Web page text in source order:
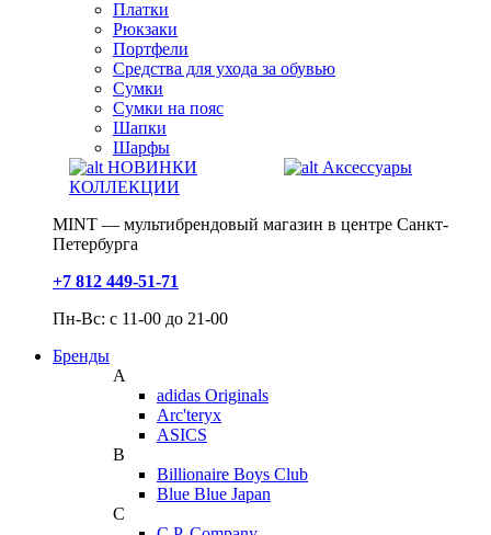
Платки
Рюкзаки
Портфели
Средства для ухода за обувью
Сумки
Сумки на пояс
Шапки
Шарфы
НОВИНКИ
КОЛЛЕКЦИИ
Аксессуары
MINT — мультибрендовый магазин в центре Санкт-
Петербурга
+7 812 449-51-71
Пн-Вс: с 11-00 до 21-00
Бренды
A
adidas Originals
Arc'teryx
ASICS
B
Billionaire Boys Club
Blue Blue Japan
C